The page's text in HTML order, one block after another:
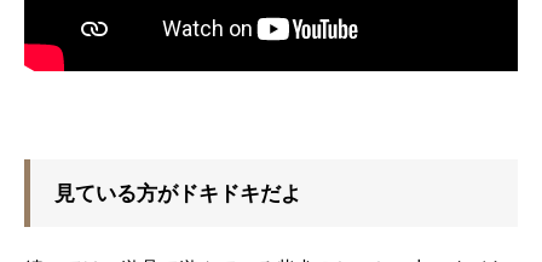
見ている方がドキドキだよ